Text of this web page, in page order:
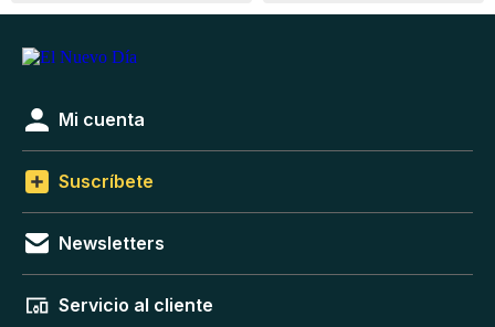
Mi cuenta
Suscríbete
Newsletters
Servicio al cliente